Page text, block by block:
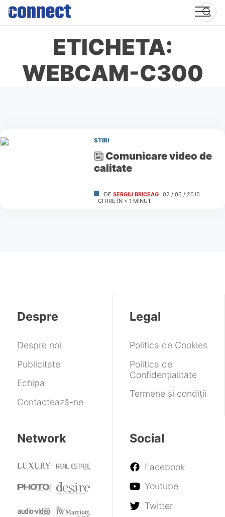
Skip
content
ETICHETA:
WEBCAM-C300
STIRI
Comunicare video de
calitate
DE SERGIU BRICEAG 02 / 06 / 2010
CITIRE ÎN < 1 MINUT
Despre
Despre noi
Publicitate
Echipa
Contactează-ne
Legal
Politica de Cookies
Politica de
Confidențialitate
Termene și condiții
Network Social
Facebook
Youtube
Twitter